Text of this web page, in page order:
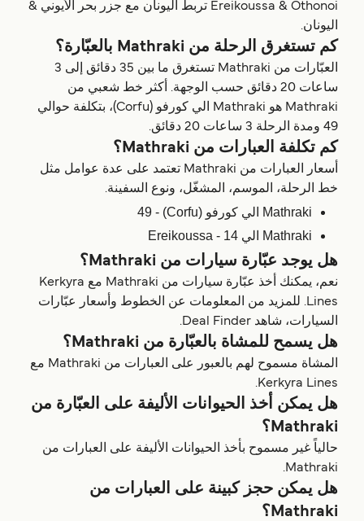
Ereikoussa & Othonoi تربط اليونان مع جزر بحر الأيوني &
اليونان.
كم تستغرق الرحلة من Mathraki بالعبّارة؟
العبّارات من Mathraki تستغرق ما بين 35 دقائق إلى 3
ساعات 20 دقائق حسب الوجهة. أكثر خط شعبي من
Mathraki هو Mathraki الي كورفو (Corfu)، بتكلفة حوالي
49 ومدة الرحلة 3 ساعات 20 دقائق.
كم تكلفة العبارات من Mathraki؟
أسعار العبارات من Mathraki تعتمد على عدة عوامل مثل
خط الرحلة، الموسم، المشغّل، ونوع السفينة.
Mathraki الي كورفو (Corfu) - 49
Mathraki الي Ereikoussa - 14
هل يوجد عبّارة سيارات من Mathraki؟
نعم، يمكنك أخذ عبّارة سيارات من Mathraki مع Kerkyra
Lines. للمزيد من المعلومات عن الخطوط وأسعار عبّارات
السيارات، شاهد Deal Finder.
هل يسمح للمشاة بالعبّارة من Mathraki؟
المشاة مسموح لهم بالعبور على العبارات من Mathraki مع
Kerkyra Lines.
هل يمكن أخذ الحيوانات الأليفة على العبّارة من
Mathraki؟
حالياً غير مسموح بأخذ الحيوانات الأليفة على العبارات من
Mathraki.
هل يمكن حجز كبينة على العبارات من
Mathraki؟